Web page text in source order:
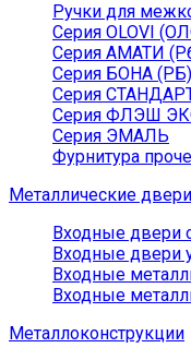
Ручки для
Серия OLOVI
Серия АМАТИ
Серия БОНА (РБ)
Серия
Серия ФЛЭШ
Серия ЭМАЛЬ
Фурнитура
Металлические двери
Входные двери
Входные двери
Входные
Входные
Металлоконструкции